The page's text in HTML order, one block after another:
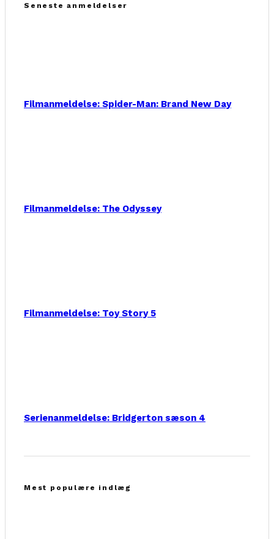
Seneste anmeldelser
Filmanmeldelse: Spider-Man: Brand New Day
Filmanmeldelse: The Odyssey
Filmanmeldelse: Toy Story 5
Serienanmeldelse: Bridgerton sæson 4
Mest populære indlæg